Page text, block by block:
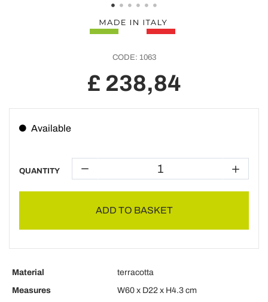
CODE: 1063
£ 238,84
Available
QUANTITY
ADD TO BASKET
Material
terracotta
Measures
W60 x D22 x H4.3 cm